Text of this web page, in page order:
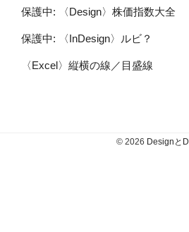
保護中: 〈Design〉株価指数大全
保護中: 〈InDesign〉ルビ？
〈Excel〉縦横の線／目盛線
© 2026 Designと